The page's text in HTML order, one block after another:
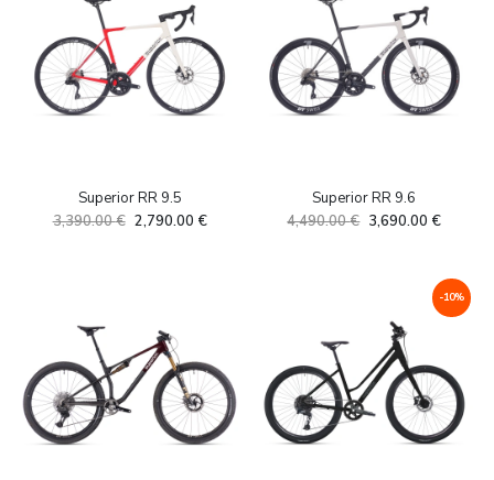
Superior RR 9.5
3,390.00€ Algne
2,790.00 €Current
Superior RR 9.6
4,490.00€ Algne
4,490.00 €.
3,690.00 €Current
-10%